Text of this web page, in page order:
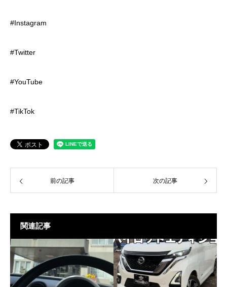
#Instagram
#Twitter
#YouTube
#TikTok
前の記事 次の記事
関連記事